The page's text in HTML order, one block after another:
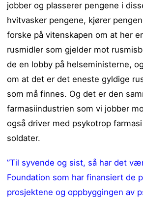
jobber og plasserer pengene i
hvitvasker pengene, kjører
forske på vitenskapen om at her
rusmidler som gjelder mot
de en lobby på helseministerne,
om at det er det eneste gyldige
som må finnes. Og det er den
farmasiindustrien som vi jobber
også driver med psykotrop
soldater.
”Til syvende og sist, så har det
Foundation som har finansiert de
prosjektene og oppbyggingen av